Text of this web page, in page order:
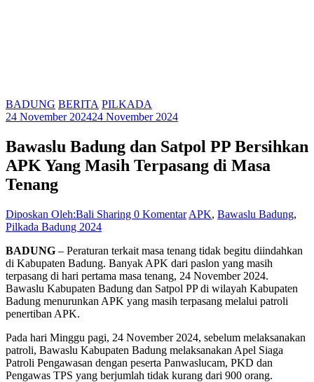
BADUNG BERITA PILKADA
24 November 202424 November 2024
Bawaslu Badung dan Satpol PP Bersihkan
APK Yang Masih Terpasang di Masa
Tenang
Diposkan Oleh:Bali Sharing 0 Komentar APK, Bawaslu Badung,
Pilkada Badung 2024
BADUNG – Peraturan terkait masa tenang tidak begitu diindahkan
di Kabupaten Badung. Banyak APK dari paslon yang masih
terpasang di hari pertama masa tenang, 24 November 2024.
Bawaslu Kabupaten Badung dan Satpol PP di wilayah Kabupaten
Badung menurunkan APK yang masih terpasang melalui patroli
penertiban APK.
Pada hari Minggu pagi, 24 November 2024, sebelum melaksanakan
patroli, Bawaslu Kabupaten Badung melaksanakan Apel Siaga
Patroli Pengawasan dengan peserta Panwaslucam, PKD dan
Pengawas TPS yang berjumlah tidak kurang dari 900 orang.